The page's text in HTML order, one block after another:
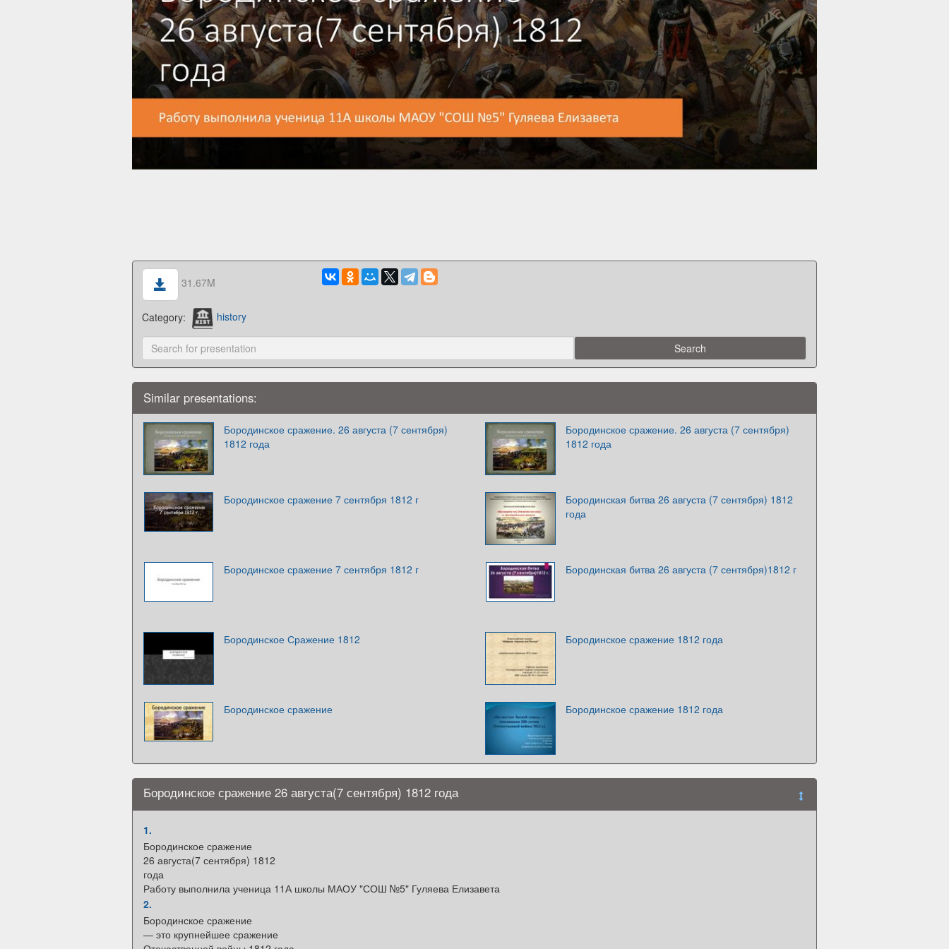
31.67M
Category: history
Similar presentations:
Бородинское сражение. 26 августа (7 сентября)
1812 года
Бородинское сражение. 26 августа (7 сентября)
1812 года
Бородинское сражение 7 сентября 1812 г
Бородинская битва 26 августа (7 сентября) 1812
года
Бородинское сражение 7 сентября 1812 г Бородинская битва 26 августа (7 сентября)1812 г
Бородинское Сражение 1812 Бородинское сражение 1812 года
Бородинское сражение Бородинское сражение 1812 года
Бородинское сражение 26 августа(7 сентября) 1812 года
1.
Бородинское сражение
26 августа(7 сентября) 1812
года
Работу выполнила ученица 11А школы МАОУ "СОШ №5" Гуляева Елизавета
2.
Бородинское сражение
— это крупнейшее сражение